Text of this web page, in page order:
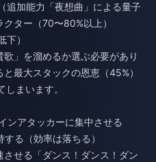
追加能力「夜想曲」による量子
ター（70〜80%以上）
）
」を溜めるか選ぶ必要があり
最大スタックの恩恵（45%）
まいます。
ンアタッカーに集中させる
る（効率は落ちる）
せる「ダンス！ダンス！ダン